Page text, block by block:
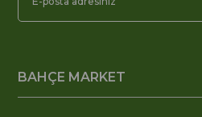
BAHÇE MARKET